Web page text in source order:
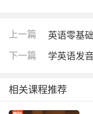
英语课程。
第二、资质指标
律上的权益和保障
久并且花钱的事情
要对培训机构的资
上一篇 英语零基
下一篇 学英语发
相关课程推荐